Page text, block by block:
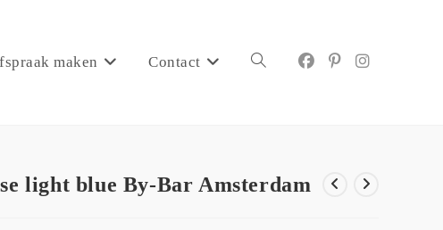
maken Contact
light blue By-Bar Amsterdam